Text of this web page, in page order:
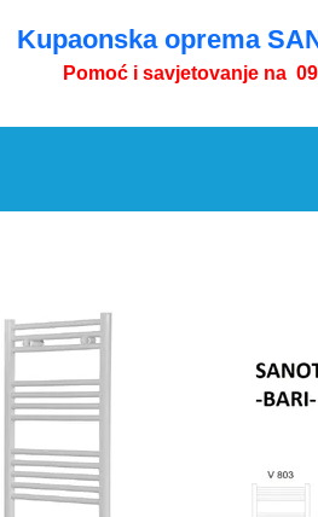
Kupaonska oprema
Pomoć i savjetovanje na